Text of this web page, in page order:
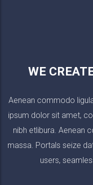
WE
Aenean commodo
ipsum dolor sit amet,
nibh etlibura. Aenean
massa. Portals seize
users,